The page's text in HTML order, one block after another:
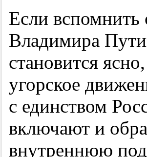
Если вспомнить
Владимира
становится
угорское
с единством
включают и
внутреннюю